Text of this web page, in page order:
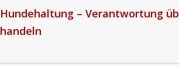
Hundehaltung – Verantwortung
handeln